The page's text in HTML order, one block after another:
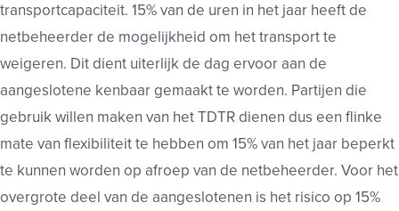
transportcapaciteit. 15% van de uren in het jaar heeft de
netbeheerder de mogelijkheid om het transport te
weigeren. Dit dient uiterlijk de dag ervoor aan de
aangeslotene kenbaar gemaakt te worden. Partijen die
gebruik willen maken van het TDTR dienen dus een flinke
mate van flexibiliteit te hebben om 15% van het jaar beperkt
te kunnen worden op afroep van de netbeheerder. Voor het
overgrote deel van de aangeslotenen is het risico op 15%